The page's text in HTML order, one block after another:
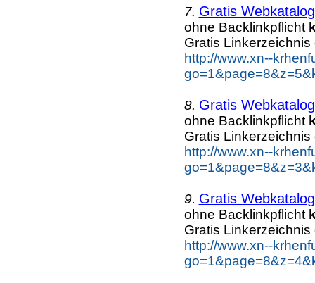
7. Gratis
ohne Backlinkpflicht
Gratis Linkerzeichnis
http://www.xn--
8. Gratis
ohne Backlinkpflicht
Gratis Linkerzeichnis
http://www.xn--
9. Gratis
ohne Backlinkpflicht
Gratis Linkerzeichnis
http://www.xn--